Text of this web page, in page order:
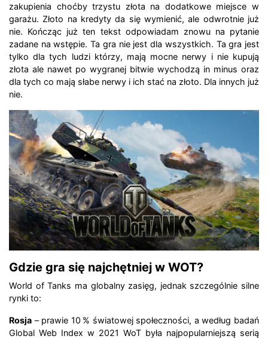
zakupienia choćby trzystu złota na dodatkowe miejsce w
garażu. Złoto na kredyty da się wymienić, ale odwrotnie już
nie. Kończąc już ten tekst odpowiadam znowu na pytanie
zadane na wstępie. Ta gra nie jest dla wszystkich. Ta gra jest
tylko dla tych ludzi którzy, mają mocne nerwy i nie kupują
złota ale nawet po wygranej bitwie wychodzą in minus oraz
dla tych co mają słabe nerwy i ich stać na złoto. Dla innych już
nie.
Gdzie gra się najchętniej w WOT?
World of Tanks ma globalny zasięg, jednak szczególnie silne
rynki to:
Rosja – prawie 10 % światowej społeczności, a według badań
Global Web Index w 2021 WoT była najpopularniejszą serią